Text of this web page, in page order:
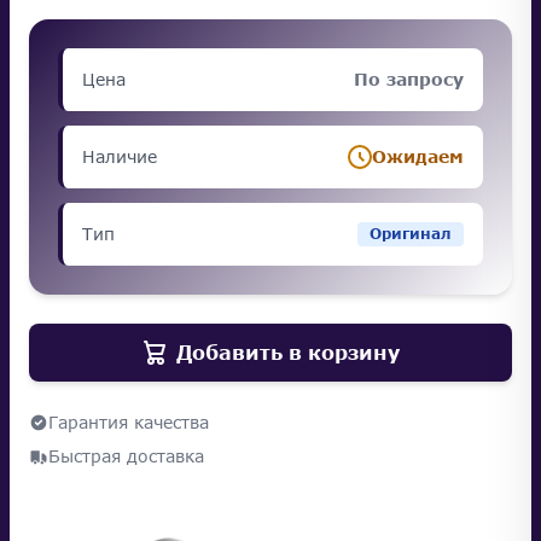
Цена По запросу
Наличие Ожидаем
Тип Оригинал
Добавить в корзину
Гарантия качества
Быстрая доставка